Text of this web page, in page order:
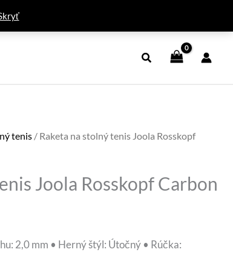
tenis / Raketa na stolný tenis Joola Rosskopf
Joola Rosskopf Carbon
2,0 mm • Herný štýl: Útočný • Rúčka: